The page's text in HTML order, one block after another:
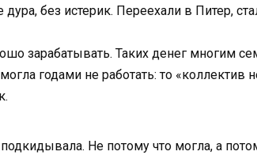
дура, без истерик. Переехали в Питер,
зарабатывать. Таких денег многим
годами не работать: то «коллектив
подкидывала. Не потому что могла, а